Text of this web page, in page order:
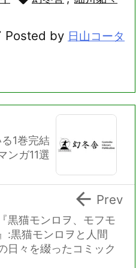
Posted by 日山コータ
1巻完結
ンガ11選
黒猫モンロヲ、モフモ
:黒猫モンロヲと人間
日々を綴ったコミック
 Prev